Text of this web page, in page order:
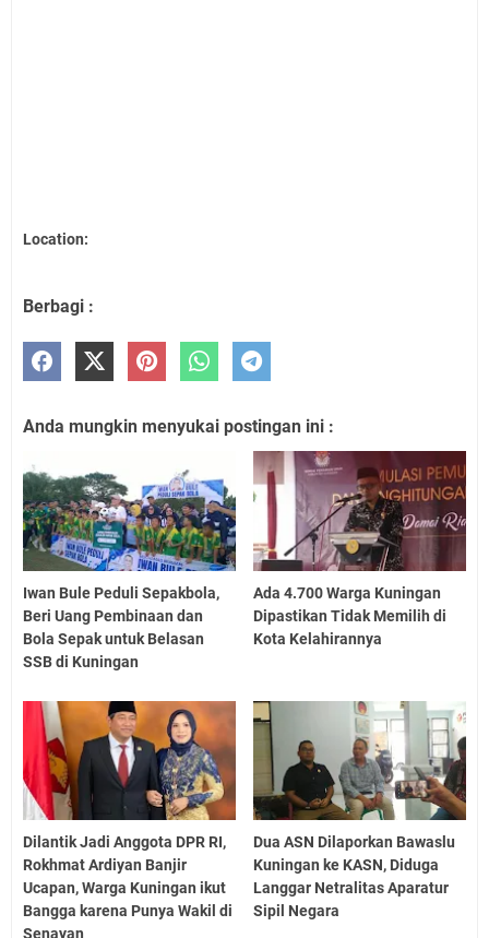
Location:
Berbagi :
Anda mungkin menyukai postingan ini :
Iwan Bule Peduli Sepakbola,
Beri Uang Pembinaan dan
Bola Sepak untuk Belasan
SSB di Kuningan
Ada 4.700 Warga Kuningan
Dipastikan Tidak Memilih di
Kota Kelahirannya
Dilantik Jadi Anggota DPR RI,
Rokhmat Ardiyan Banjir
Ucapan, Warga Kuningan ikut
Bangga karena Punya Wakil di
Senayan
Dua ASN Dilaporkan Bawaslu
Kuningan ke KASN, Diduga
Langgar Netralitas Aparatur
Sipil Negara